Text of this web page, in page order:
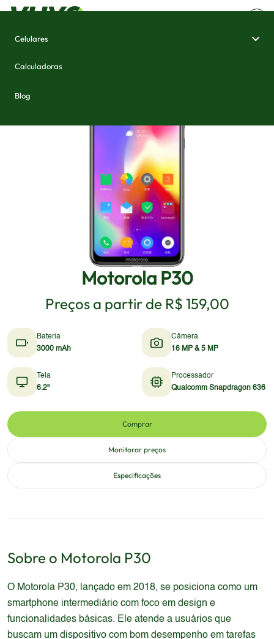
Celulares
Calculadoras
Blog
Motorola P30
Preços a partir de R$ 159,00
Bateria
3000 mAh
Câmera
16 MP & 5 MP
Tela
6.2"
Processador
Qualcomm Snapdragon 636
Comprar
Monitorar preços
Especificações
Sobre o Motorola P30
O Motorola P30, lançado em 2018, se posiciona como um
smartphone intermediário com foco em design e
funcionalidades básicas. Ele atende a usuários que
buscam um dispositivo com bom desempenho em tarefas